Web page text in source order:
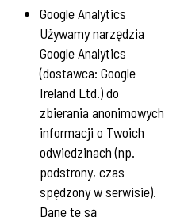
Google Analytics
Używamy narzędzia
Google Analytics
(dostawca: Google
Ireland Ltd.) do
zbierania anonimowych
informacji o Twoich
odwiedzinach (np.
podstrony, czas
spędzony w serwisie).
Dane te są